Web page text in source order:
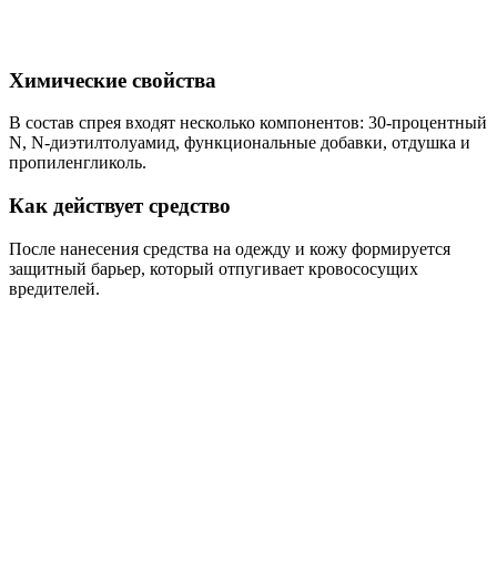
Химические свойства
В состав спрея входят несколько компонентов: 30-процентный
N, N-диэтилтолуамид, функциональные добавки, отдушка и
пропиленгликоль.
Как действует средство
После нанесения средства на одежду и кожу формируется
защитный барьер, который отпугивает кровососущих
вредителей.